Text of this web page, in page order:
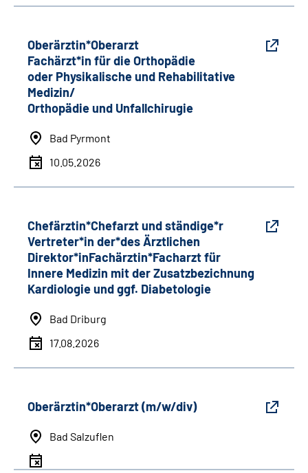
Oberärztin*Oberarzt
Fachärzt*in für die Orthopädie
oder Physikalische und Rehabilitative
Medizin/
Orthopädie und Unfallchirugie
Bad Pyrmont
10.05.2026
Chefärztin*Chefarzt und ständige*r
Vertreter*in der*des Ärztlichen
Direktor*inFachärztin*Facharzt für
Innere Medizin mit der Zusatzbezichnung
Kardiologie und ggf. Diabetologie
Bad Driburg
17.08.2026
Oberärztin*Oberarzt (m/w/div)
Bad Salzuflen